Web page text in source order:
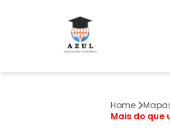
Home
Mais do que